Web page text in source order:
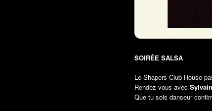
SOIRÉE SALSA
Le Shapers Club House
Rendez-vous avec
Que tu sois danseur